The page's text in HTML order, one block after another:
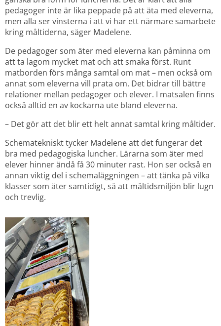
pedagoger inte är lika peppade på att äta med eleverna,
men alla ser vinsterna i att vi har ett närmare samarbete
kring måltiderna, säger Madelene.
De pedagoger som äter med eleverna kan påminna om
att ta lagom mycket mat och att smaka först. Runt
matborden förs många samtal om mat – men också om
annat som eleverna vill prata om. Det bidrar till bättre
relationer mellan pedagoger och elever. I matsalen finns
också alltid en av kockarna ute bland eleverna.
– Det gör att det blir ett helt annat samtal kring måltider.
Schematekniskt tycker Madelene att det fungerar det
bra med pedagogiska luncher. Lärarna som äter med
elever hinner ändå få 30 minuter rast. Hon ser också en
annan viktig del i schemaläggningen – att tänka på vilka
klasser som äter samtidigt, så att måltidsmiljön blir lugn
och trevlig.